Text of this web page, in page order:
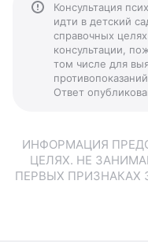
Консультация
идти в детский
справочных
консультации,
том числе для
Ответ
ИНФОРМАЦИЯ
ЦЕЛЯХ. НЕ
ПЕРВЫХ ПРИЗНАКАХ